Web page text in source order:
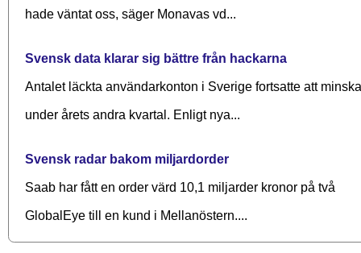
hade väntat oss, säger Monavas vd...
Svensk data klarar sig bättre från hackarna
Antalet läckta användarkonton i Sverige fortsatte att minska
under årets andra kvartal. Enligt nya...
Svensk radar bakom miljardorder
Saab har fått en order värd 10,1 miljarder kronor på två
GlobalEye till en kund i Mellanöstern....